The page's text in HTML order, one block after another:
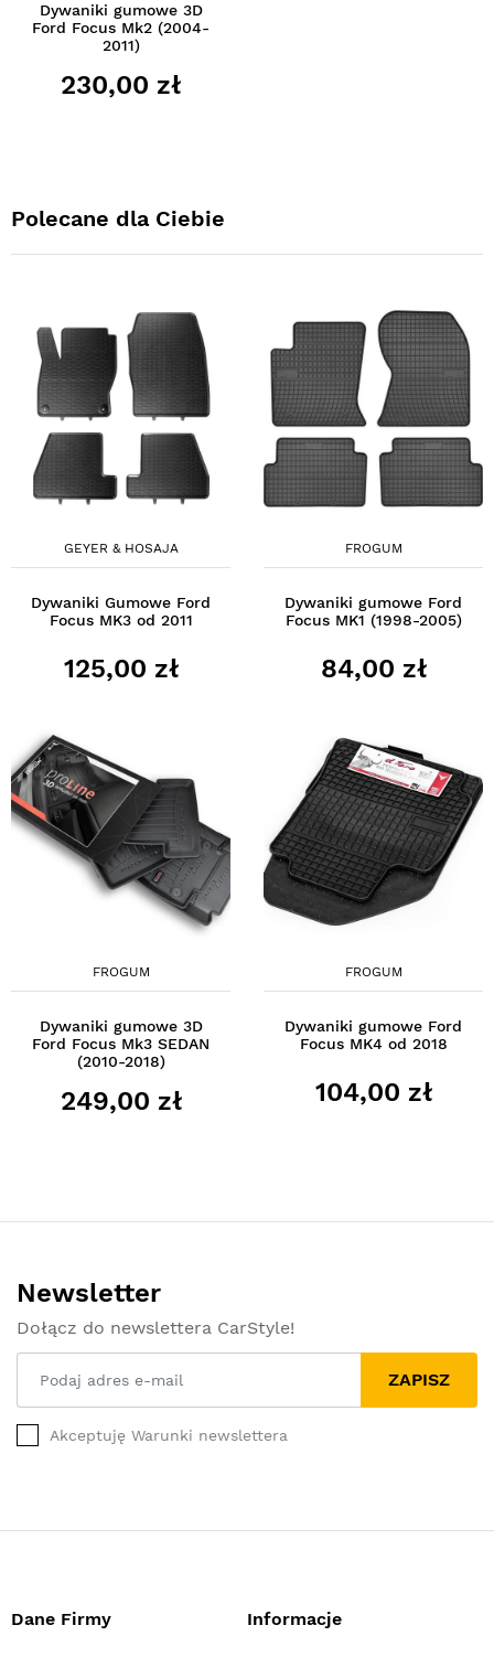
Dywaniki gumowe 3D
Ford Focus Mk2 (2004-
2011)
230,00 zł
Polecane dla Ciebie
GEYER & HOSAJA
Dywaniki Gumowe Ford
Focus MK3 od 2011
125,00 zł
FROGUM
Dywaniki gumowe Ford
Focus MK1 (1998-2005)
84,00 zł
FROGUM
Dywaniki gumowe 3D
Ford Focus Mk3 SEDAN
(2010-2018)
249,00 zł
FROGUM
Dywaniki gumowe Ford
Focus MK4 od 2018
104,00 zł
Newsletter
Dołącz do newslettera CarStyle!
ZAPISZ
Akceptuję Warunki newslettera
Dane Firmy Informacje